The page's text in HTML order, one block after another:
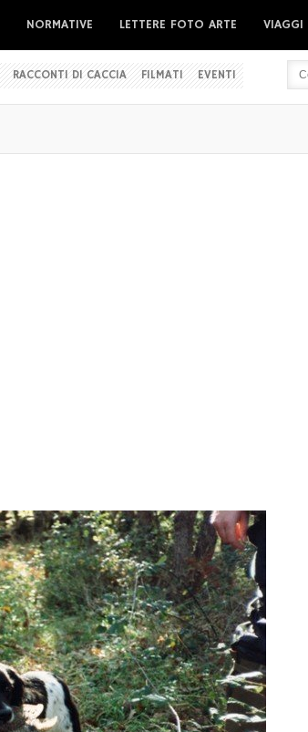
NORMATIVE LETTERE FOTO ARTE VIAGGI
RACCONTI DI CACCIA FILMATI EVENTI